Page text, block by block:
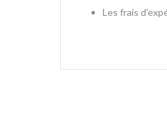
Les frais